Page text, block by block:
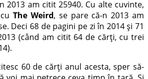
2013 am citit 25940. Cu alte cuvinte,
cuThe Weird, se pare că-n 2013 am
Deci 68 de pagini pe zi în 2014 și 71
(când am citit 64 de cărți, cu trei
60 de cărți anul acesta, sper să-